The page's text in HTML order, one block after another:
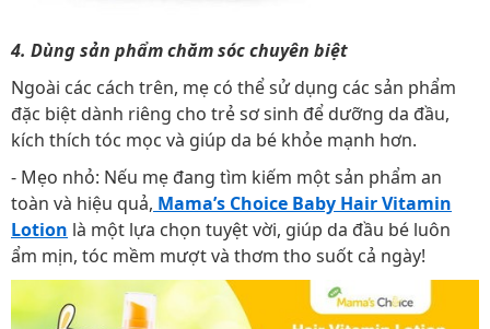
4. Dùng sản phẩm chăm sóc chuyên biệt
Ngoài các cách trên, mẹ có thể sử dụng các sản phẩm
đặc biệt dành riêng cho trẻ sơ sinh để dưỡng da đầu,
kích thích tóc mọc và giúp da bé khỏe mạnh hơn.
- Mẹo nhỏ: Nếu mẹ đang tìm kiếm một sản phẩm an
toàn và hiệu quả, Mama’s Choice Baby Hair Vitamin
Lotion là một lựa chọn tuyệt vời, giúp da đầu bé luôn
ẩm mịn, tóc mềm mượt và thơm tho suốt cả ngày!